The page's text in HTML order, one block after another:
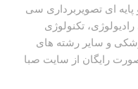
ای تصویربرداری سی
تکنولوژی
و سایر رشته های
رایگان از سایت صبا